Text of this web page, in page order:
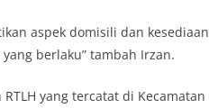
aspek domisili dan kesediaan
berlaku” tambah Irzan.
yang tercatat di Kecamatan